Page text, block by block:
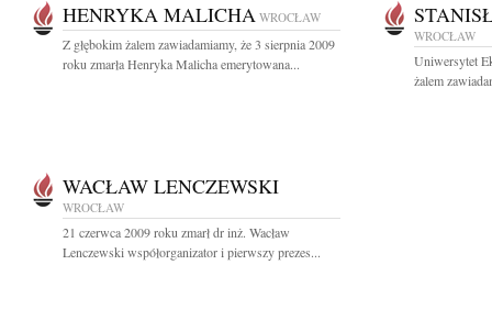
HENRYKA MALICHA WROCŁAW
Z głębokim żalem zawiadamiamy, że 3 sierpnia 2009
roku zmarła Henryka Malicha emerytowana...
WROCŁAW
Uniwersytet
żalem
WACŁAW LENCZEWSKI
WROCŁAW
21 czerwca 2009 roku zmarł dr inż. Wacław
Lenczewski współorganizator i pierwszy prezes...